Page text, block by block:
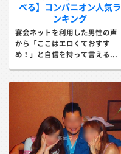
べる】コンパニオン人気ラ
ンキング
宴会ネットを利用した男性の声
から「ここはエロくておすす
め！」と自信を持って言える...